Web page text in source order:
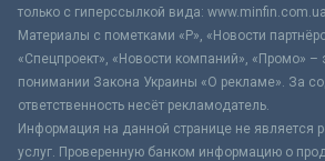
только с гиперссылкой вида: www.minfin.com.ua
Материалы с пометками «Р», «Новости
«Спецпроект», «Новости компаний», «Промо» –
понимании Закона Украины «О рекламе». За
ответственность несёт рекламодатель.
Информация на данной странице не является
услуг. Проверенную банком информацию о